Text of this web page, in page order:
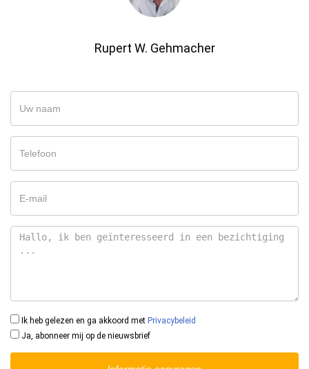
Rupert W. Gehmacher
Ik heb gelezen en ga akkoord met Privacybeleid
Ja, abonneer mij op de nieuwsbrief